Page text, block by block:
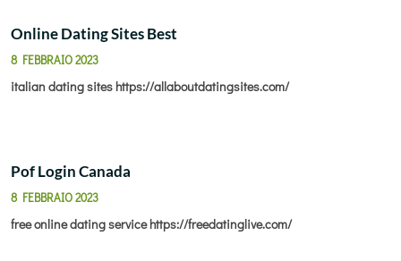
Online Dating Sites Best
8 FEBBRAIO 2023
italian dating sites https://allaboutdatingsites.com/
Pof Login Canada
8 FEBBRAIO 2023
free online dating servicehttps://freedatinglive.com/